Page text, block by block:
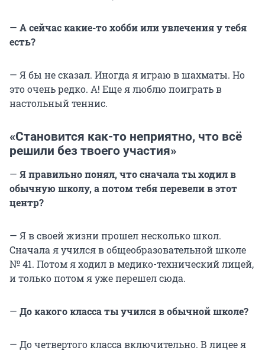
— А сейчас какие-то хобби или увлечения у тебя
есть?
— Я бы не сказал. Иногда я играю в шахматы. Но
это очень редко. А! Еще я люблю поиграть в
настольный теннис.
«Становится как-то неприятно, что всё
решили без твоего участия»
— Я правильно понял, что сначала ты ходил в
обычную школу, а потом тебя перевели в этот
центр?
— Я в своей жизни прошел несколько школ.
Сначала я учился в общеобразовательной школе
№ 41. Потом я ходил в медико-технический лицей,
и только потом я уже перешел сюда.
— До какого класса ты учился в обычной школе?
— До четвертого класса включительно. В лицее я